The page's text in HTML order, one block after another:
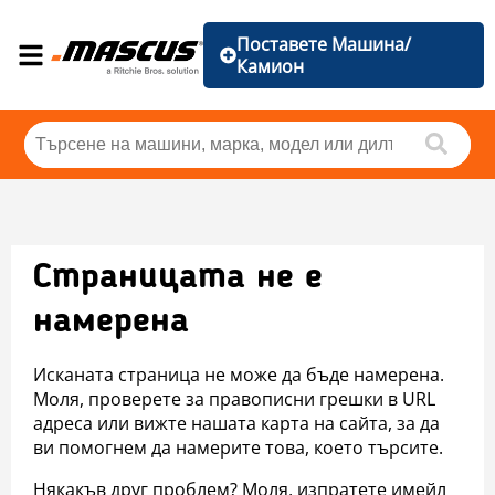
Поставете Машина/
Камион
Страницата не е
намерена
Исканата страница не може да бъде намерена.
Моля, проверете за правописни грешки в URL
адреса или вижте нашата карта на сайта, за да
ви помогнем да намерите това, което търсите.
Някакъв друг проблем? Моля, изпратете имейл